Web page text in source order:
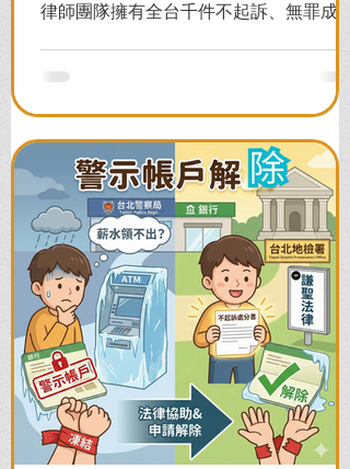
律師團隊擁有全台千件不起訴、無罪成功